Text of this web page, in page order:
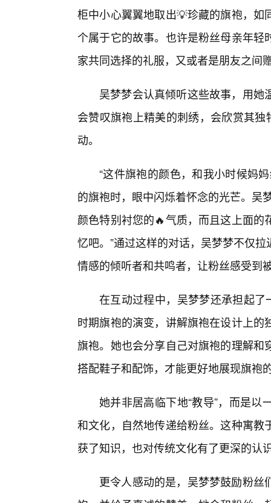
柜中小心翼翼地取出💡珍藏的旗袍，
个属于它的故事。也许是粉丝母亲年
家共同选择的礼服，又或者是朋友之间
吴梦梦会认真倾听这些故事，用
会赞叹旗袍上精美的刺绣，会欣赏其
动。
“这件旗袍的颜色，和我小时候妈
的旗袍时，眼中闪烁着怀念的光芒。吴
颜色特别衬您的🔥气质，而且这上面
忆吧。”通过这样的对话，吴梦梦不仅
情感的倾听者和共鸣者，让粉丝感受到
在互动过程中，吴梦梦还承担起了
时期旗袍的演变，讲解旗袍在设计上
旗袍。她也会分享自己对旗袍的理解
搭配鞋子和配饰，才能更好地展现旗袍
她并非居高临下地“教导”，而是
和文化，自然地传递给粉丝。这种寓
获了知识，也对传统文化有了更深的认
更令人感动的是，吴梦梦鼓励粉